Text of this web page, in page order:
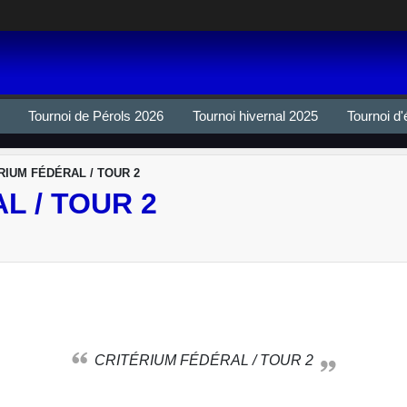
Tournoi de Pérols 2026 Tournoi hivernal 2025 Tournoi
FÉDÉRAL / TOUR 2
/ TOUR 2
CRITÉRIUM FÉDÉRAL / TOUR 2